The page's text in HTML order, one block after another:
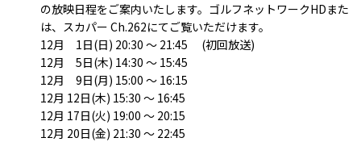
の放映日程をご案内いたします。ゴルフネットワークHDまた
は、スカパー Ch.262にてご覧いただけます。
12月 1日(日) 20:30 ～ 21:45 (初回放送)
12月 5日(木) 14:30 ～ 15:45
12月 9日(月) 15:00 ～ 16:15
12月 12日(木) 15:30 ～ 16:45
12月 17日(火) 19:00 ～ 20:15
12月 20日(金) 21:30 ～ 22:45